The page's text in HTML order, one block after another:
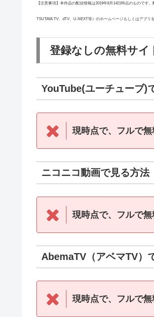
【注意事項】本作品の配信情報は2019年8月14日時点のものです
TSUTAYA TV、dTV、U-NEXT等）のホームページもしくはアプリ
登録なしの無料サ
YouTube(ユーチューブ)
現時点で、フルで無
ニコニコ動画で見る方法
現時点で、フルで無
AbemaTV（アベマTV）
現時点で、フルで無